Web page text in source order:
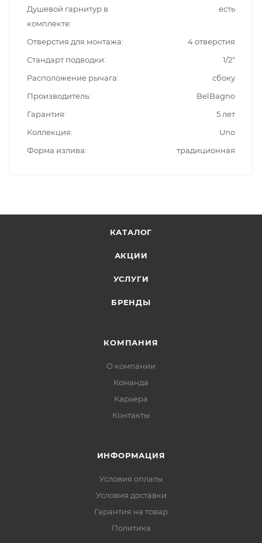
Душевой гарнитур в
комплекте
есть
Отверстия для монтажа
4 отверстия
Стандарт подводки
1/2"
Расположение рычага
сбоку
Производитель
BelBagno
Гарантия
5 лет
Коллекция
Uno
Форма излива
традиционная
КАТАЛОГ
АКЦИИ
УСЛУГИ
БРЕНДЫ
КОМПАНИЯ
О компании
Команда
Карьера
Контакты
ИНФОРМАЦИЯ
Условия оплаты
Условия доставки
Гарантия на товар
Политика